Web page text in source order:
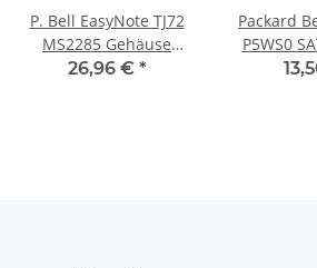
P. Bell EasyNote TJ72
MS2285 Gehäuse
Unterteil Schale
26,96 € *
Packard
P5WS0